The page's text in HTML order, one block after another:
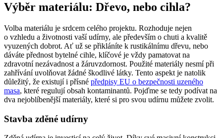
Výběr materiálu: Dřevo, nebo cihla?
Volba materiálu je srdcem celého projektu. Rozhoduje nejen
o vzhledu a životnosti vaší udírny, ale především o chuti a kvalitě
vyuzených dobrot. Ať už se přikláníte k rustikálnímu dřevu, nebo
dáváte přednost bytelné cihle, klíčové je vždy pamatovat na
zdravotní nezávadnost a žáruvzdornost. Použité materiály nesmí při
zahřívání uvolňovat žádné škodlivé látky. Tento aspekt je natolik
důležitý, že existují i přísné předpisy EU o bezpečnosti uzeného
masa, které regulují obsah kontaminantů. Pojďme se tedy podívat na
dva nejoblíbenější materiály, které si pro svou udírnu můžete zvolit.
Stavba zděné udírny